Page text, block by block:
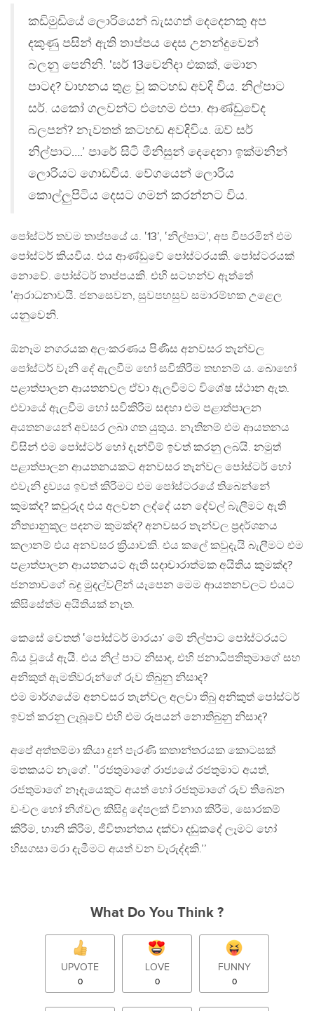
කඩිමුඩියේ ලොරියෙන් බැසගත් දෙදෙනකු අප
දකුණු පසින් ඇති තාප්පය දෙස උනන්දුවෙන්
බලනු පෙනිනි. ‛සර් 13වෙනිදා එකක්, මොන
පාටද? වාහනය තුළ වූ කටහඩ අවදි විය. නිල්පාට
සර්. යකෝ ගලවන්ට එහෙම එපා. ආණ්ඩුවේද
බලපන්? නැවතත් කටහඬ අවදිවිය. ඔව් සර්
නිල්පාට….’ පාරේ සිටි මිනිසුන් දෙදෙනා ඉක්මනින්
ලොරියට ගොඩවිය. වේගයෙන් ලොරිය
කොල්ලුපිටිය දෙසට ගමන් කරන්නට විය.
පෝස්ටර් තවම තාප්පයේ ය. ‛13’, ‛නිල්පාට’, අප විපරමින් එම
පෝස්ටර් කියවීය. එය ආණ්ඩුවේ පෝස්ටරයකි. පෝස්ටරයක්
නොවේ. පෝස්ටර් තාප්පයකි. එහි සටහන්ව ඇත්තේ
‛ආරාධනාවයි. ජනසෙවන, සුවපහසුව සමාරම්භක උළෙල
යනුවෙනි.
ඕනෑම නගරයක අලංකරණය පිණිස අනවසර තැන්වල
පෝස්ටර් වැනි දේ ඇලවීම හෝ සවිකිරිම තහනම් ය. බොහෝ
පළාත්පාලන ආයතනවල ඒවා ඇලවීමට විශේෂ ස්ථාන ඇත.
එවායේ ඇලවීම හෝ සවිකිරීම සඳහා එම පළාත්පාලන
අයතනයෙන් අවසර ලබා ගත යුතුය. නැතිනම් එම ආයතනය
විසින් එම පෝස්ටර් හෝ දැන්වීම් ඉවත් කරනු ලබයි. නමුත්
පළාත්පාලන ආයතනයකට අනවසර තැන්වල පෝස්ටර් හෝ
එවැනි ද්‍රව්‍යය ඉවත් කිරිමට එම පෝස්ටරයේ තිබෙන්නේ
කුමක්ද? කවුරුද එය අලවන ලද්දේ යන දේවල් බැලීමට ඇති
නීත්‍යානුකූල පදනම කුමක්ද? අනවසර තැන්වල ප්‍රදර්ශනය
කලානම් එය අනවසර ක්‍රියාවකි. එය කලේ කවුදැයි බැලීමට එම
පළාත්පාලන ආයතනයට ඇති සදාචාරාත්මක අයිතිය කුමක්ද?
ජනතාවගේ බදු මුදල්වලින් යැපෙන මෙම ආයතනවලට එයට
කිසිසේත්ම අයිතියක් නැත.
කෙසේ වෙතත් ‛පෝස්ටර් මාරයා’ මේ නිල්පාට පෝස්ටරයට
බිය වූයේ ඇයි. එය නිල් පාට නිසාද, එහි ජනාධිපතිතුමාගේ සහ
අනිකුත් ඇමතිවරුන්ගේ රුව තිබුනු නිසාද?
එම මාර්ගයේම අනවසර තැන්වල අලවා තිබු අනිකුත් පෝස්ටර්
ඉවත් කරනු ලැබූවේ එහි එම රූපයන් නොතිබුනු නිසාද?
අපේ අත්තම්මා කියා දුන් පැරණි කතාන්තරයක කොටසක්
මතකයට නැගේ. ‛‛රජතුමාගේ රාජ්‍යයේ රජතුමාට අයත්,
රජතුමාගේ නෑදැයෙකුට අයත් හෝ රජතුමාගේ රුව තිබෙන
චංචල හෝ නිශ්චල කිසිදු දේපලක් විනාශ කිරීම, සොරකම්
කිරීම, හානි කිරිම, ජීවිතාන්තය දක්වා දඬුකදේ ලෑමට හෝ
හිසගසා මරා දැමීමට අයත් වන වැරුද්දකි.’’
What Do You Think ?
UPVOTE
0
LOVE
0
FUNNY
0